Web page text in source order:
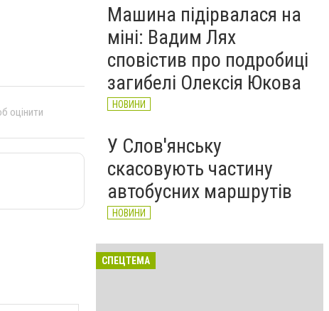
оцінити
Машина підірвалася на
міні: Вадим Лях
сповістив про подробиці
загибелі Олексія Юкова
НОВИНИ
У Слов'янську
скасовують частину
автобусних маршрутів
НОВИНИ
СПЕЦТЕМА